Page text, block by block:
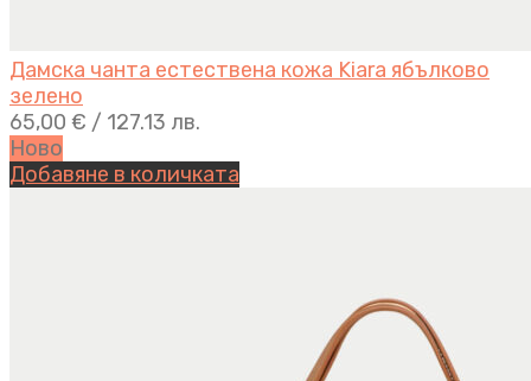
Дамска чанта естествена кожа Kiara ябълково
зелено
65,00 € / 127.13 лв.
Ново
Добавяне в количката